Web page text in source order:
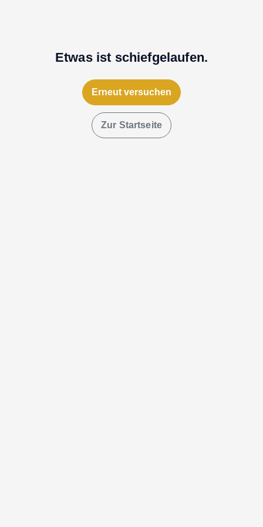
Etwas ist schiefgelaufen.
Erneut versuchen
Zur Startseite